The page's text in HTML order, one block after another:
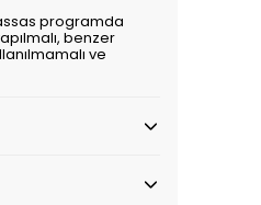
programda
benzer
ve